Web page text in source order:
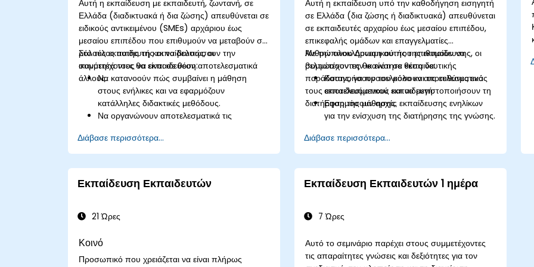
Αυτή η εκπαίδευση με εκπαιδευτή, ζωντανή, σε
Ελλάδα (διαδικτυακά ή δια ζώσης) απευθύνεται σε
ειδικούς αντικειμένου (SMEs) αρχάριου έως
μεσαίου επιπέδου που επιθυμούν να μεταβούν σε
ρόλους εκπαιδευτή και να βελτιώσουν την
ικανότητά τους να εκπαιδεύουν αποτελεσματικά
άλλους.
Στο τέλος αυτής της εκπαίδευσης, οι
συμμετέχοντες θα είναι σε θέση:
Να κατανοούν πώς συμβαίνει η μάθηση
στους ενήλικες και να εφαρμόζουν
κατάλληλες διδακτικές μεθόδους.
Να οργανώνουν αποτελεσματικά τις
δομημένες τεχνικές προγραμματισμού.
Να βελτιώνουν τις επικοινωνιακές δεξιότητες
για καλύτερη μεταφορά γνώσης.
Να εμπλέκουν πολυ-γενεακά ακροατήρια με
προσαρμοσμένες εκπαιδευτικές
Να αναπτύσσουν εργαστήρια με σαφείς
διαδραστικές μεθόδους διδασκαλίας.
Διάβασε περισσότερα...
Αυτή η εκπαίδευση υπό την καθοδήγηση εισηγητή
σε Ελλάδα (δια ζώσης ή διαδικτυακά) απευθύνεται
σε εκπαιδευτές αρχαρίου έως μεσαίου επιπέδου,
επικεφαλής ομάδων και επαγγελματίες
Ανθρώπινου Δυναμικού που επιθυμούν να
βελτιώσουν την ικανότητα εκπαιδευτικής
παράδοσης, να προσελκύσουν αποτελεσματικά
τους εκπαιδευόμενους και να μεγιστοποιήσουν τη
διατήρηση της μάθησης.
Με την ολοκλήρωση αυτής της εκπαίδευσης, οι
συμμετέχοντες θα είναι σε θέση να:
Κατανοήσουν τον ρόλο και τις ευθύνες ενός
αποτελεσματικού εκπαιδευτή.
Εφαρμόσουν αρχές εκπαίδευσης ενηλίκων
για την ενίσχυση της διατήρησης της γνώσης.
για να προσελκύσουν ποικίλα ακροατήρια.
Αναπτύξουν δομημένα εκπαιδευτικά
προγράμματα με σαφείς στόχους.
Βελτιώσουν τη λεκτική και μη λεκτική
επικοινωνία για καλύτερη εμπλοκή.
διδασκαλίας και τεχνικές διαχείρισης τάξης.
και να αξιολογούν την αποτελεσματικότητα
της εκπαίδευσης.
Διάβασε περισσότερα...
Εκπαίδευση Εκπαιδευτών
21 Ώρες
Κοινό
Προσωπικό που χρειάζεται να είναι πλήρως
Εκπαίδευση Εκπαιδευτών 1 ημέρα
7 Ώρες
Αυτό το σεμινάριο παρέχει στους συμμετέχοντες
τις απαραίτητες γνώσεις και δεξιότητες για τον